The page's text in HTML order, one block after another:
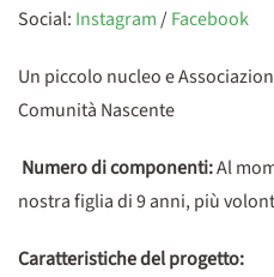
Social: Instagram/Facebook
Un piccolo nucleo e
Comunità Nascente
Numero di componenti:Al
nostra figlia di 9 anni, più
Caratteristiche del progetto: